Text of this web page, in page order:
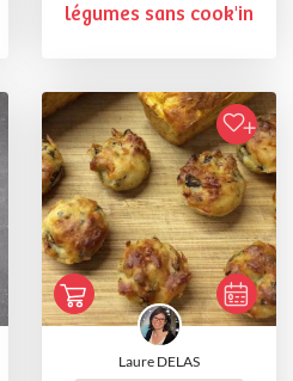
légumes sans cook'in
Laure DELAS